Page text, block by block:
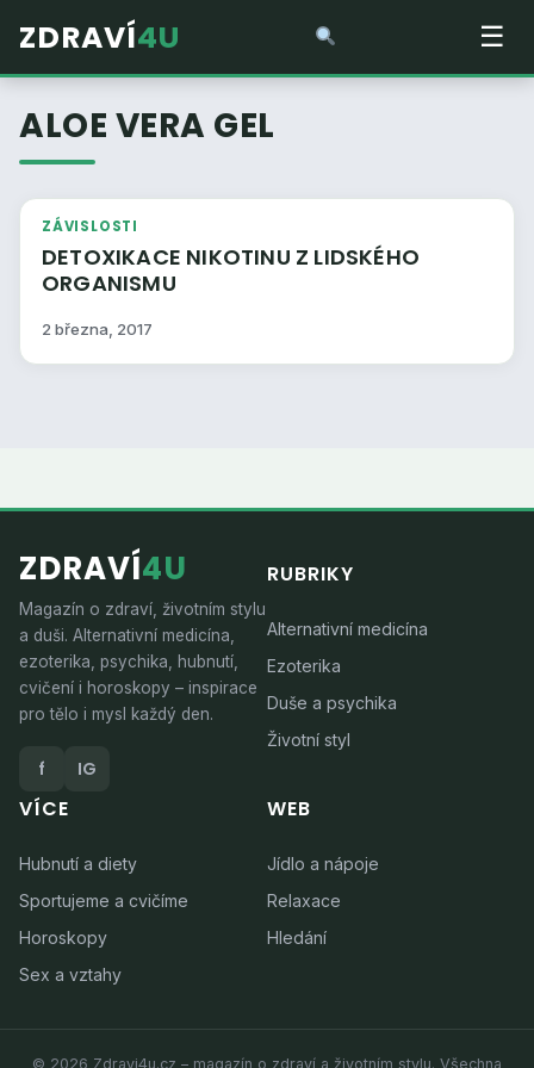
ZDRAVÍ4U ☰
ALOE VERA GEL
ZÁVISLOSTI
DETOXIKACE NIKOTINU Z LIDSKÉHO
ORGANISMU
2 března, 2017
ZDRAVÍ4U
Magazín o zdraví, životním stylu
a duši. Alternativní medicína,
ezoterika, psychika, hubnutí,
cvičení i horoskopy – inspirace
pro tělo i mysl každý den.
f IG
RUBRIKY
Alternativní medicína
Ezoterika
Duše a psychika
Životní styl
VÍCE
Hubnutí a diety
Sportujeme a cvičíme
Horoskopy
Sex a vztahy
WEB
Jídlo a nápoje
Relaxace
Hledání
© 2026 Zdravi4u.cz – magazín o zdraví a životním stylu. Všechna